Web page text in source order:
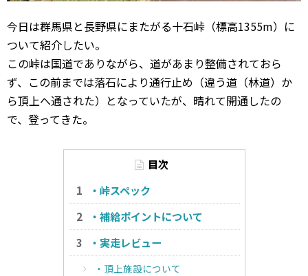
今日は群馬県と長野県にまたがる十石峠（標高1355m）に
ついて紹介したい。
この峠は国道でありながら、道があまり整備されておら
ず、この前までは落石により通行止め（違う道（林道）か
ら頂上へ通された）となっていたが、晴れて開通したの
で、登ってきた。
目次
・峠スペック
・補給ポイントについて
・実走レビュー
・頂上施設について